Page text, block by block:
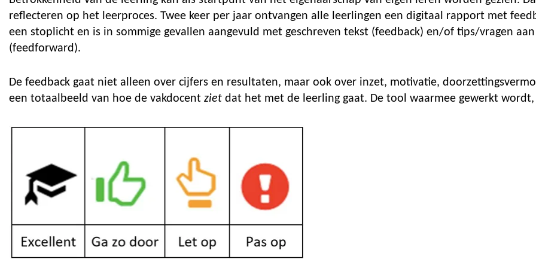
reflecteren op het leerproces. Twee keer per jaar ontvangen alle leerlingen een digitaal rapport met
een stoplicht en is in sommige gevallen aangevuld met geschreven tekst (feedback) en/of tips/vragen
(feedforward).
De feedback gaat niet alleen over cijfers en resultaten, maar ook over inzet, motivatie,
een totaalbeeld van hoe de vakdocent ziet dat het met de leerling gaat. De tool waarmee gewerkt